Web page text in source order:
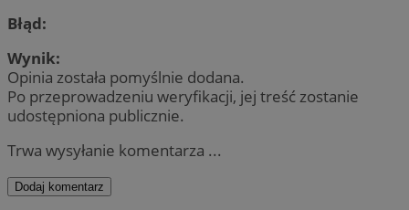
Błąd:
Wynik:
Opinia została pomyślnie dodana.
Po przeprowadzeniu weryfikacji, jej treść zostanie
udostępniona publicznie.
Trwa wysyłanie komentarza ...
Dodaj komentarz